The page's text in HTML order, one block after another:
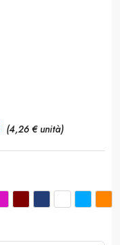
(4,26 € unità)